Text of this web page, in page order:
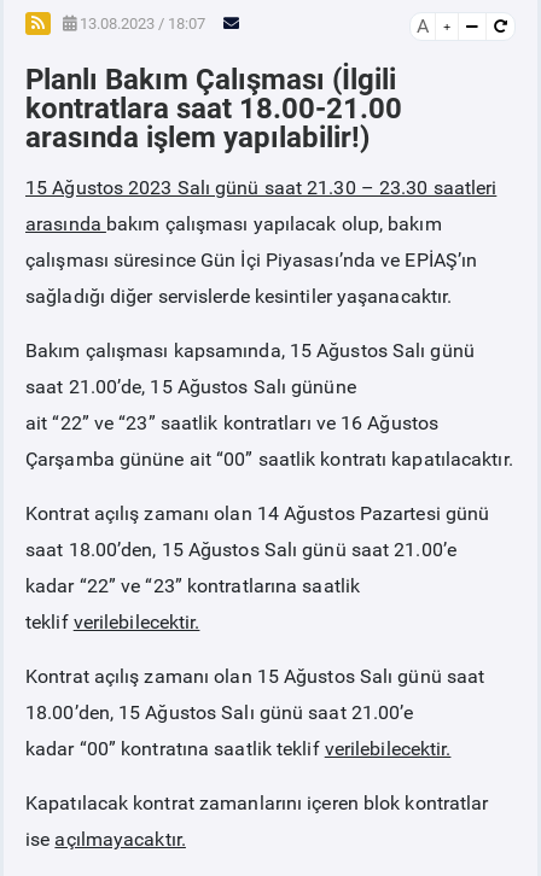
SPOT ELEKTRİK PİYASALARI
ÖRNEK FİNANS BELGELERİ
VADELİ ELEKTRİK PİYASASI
PİYASA KAYITSÜRECİ
SERBEST TÜKETİCİ
MALİ UZLAŞTIRMA
TEMİNAT
BÜLTENLER
DUYURULAR
13.08.2023 / 18:07 A
Planlı Bakım Çalışması (İlgili
kontratlara saat 18.00-21.00
arasında işlem yapılabilir!)
15 Ağustos 2023 Salı günü saat 21.30 – 23.30 saatleri
arasında bakım çalışması yapılacak olup, bakım
çalışması süresince Gün İçi Piyasası’nda ve EPİAŞ’ın
sağladığı diğer servislerde kesintiler yaşanacaktır.
Bakım çalışması kapsamında, 15 Ağustos Salı günü
saat 21.00’de, 15 Ağustos Salı gününe
ait“22” ve“23” saatlik kontratları ve 16 Ağustos
Çarşamba gününe ait“00” saatlik kontratı kapatılacaktır.
Kontrat açılış zamanı olan 14 Ağustos Pazartesi günü
saat 18.00’den, 15 Ağustos Salı günü saat 21.00’e
kadar “22”ve“23” kontratlarına saatlik
teklif verilebilecektir.
Kontrat açılış zamanı olan 15 Ağustos Salı günü saat
18.00’den, 15 Ağustos Salı günü saat 21.00’e
kadar “00” kontratına saatlik teklif verilebilecektir.
Kapatılacak kontrat zamanlarını içeren blok kontratlar
ise açılmayacaktır.